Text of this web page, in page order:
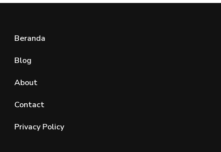
Beranda
Blog
About
Contact
Privacy Policy